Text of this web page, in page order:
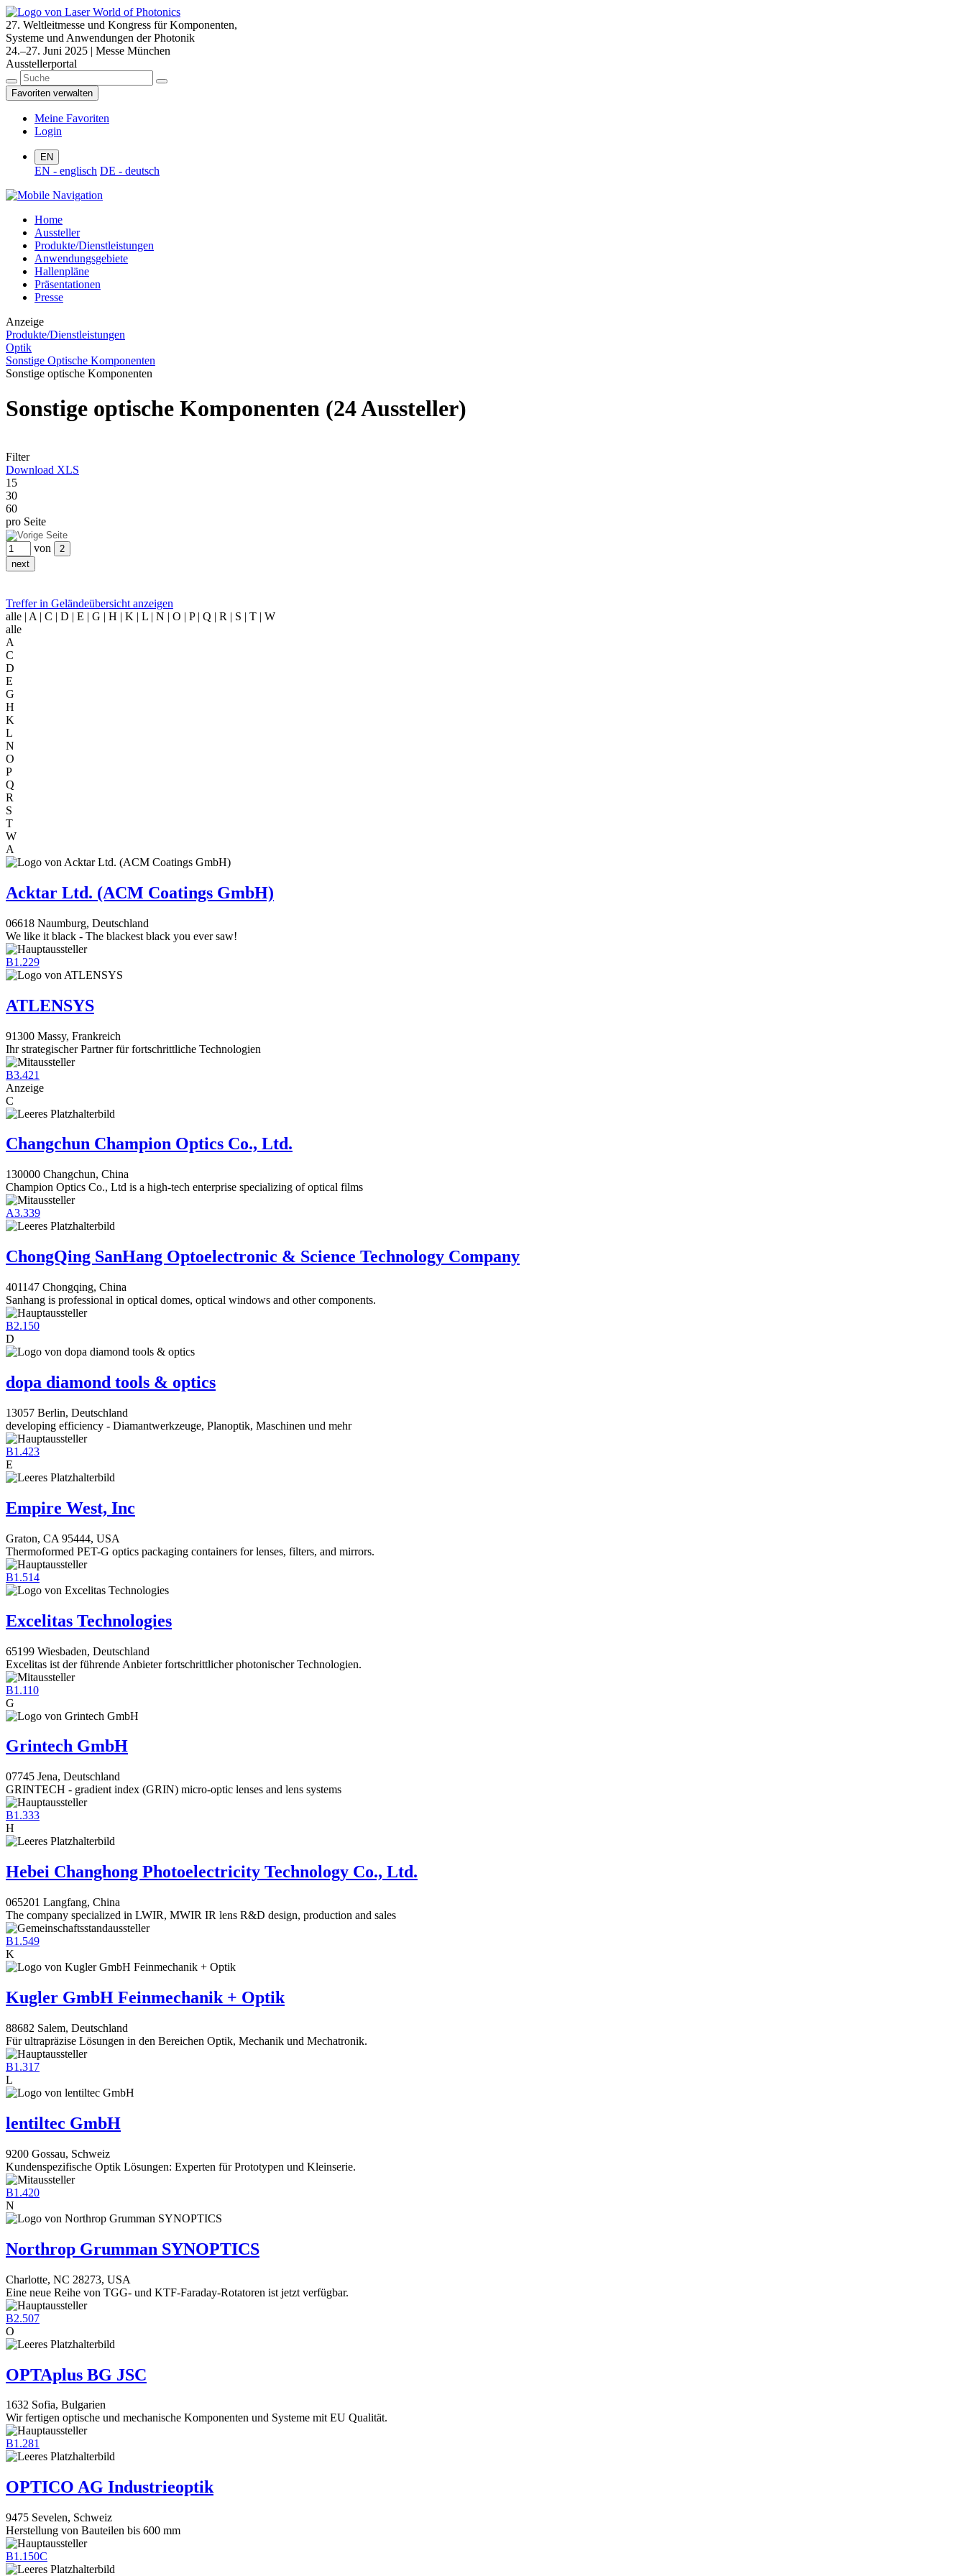
27. Weltleitmesse und Kongress für Komponenten,
Systeme und Anwendungen der Photonik
24.–27. Juni 2025 | Messe München
Ausstellerportal
Favoriten verwalten
Meine Favoriten
Login
EN
EN - englisch DE - deutsch
Home
Aussteller
Produkte/Dienstleistungen
Anwendungsgebiete
Hallenpläne
Präsentationen
Presse
Anzeige
Produkte/Dienstleistungen
Optik
Sonstige Optische Komponenten
Sonstige optische Komponenten
Sonstige optische Komponenten (24 Aussteller)
Filter
Download XLS
15
30
60
pro Seite
von
Treffer in Geländeübersicht anzeigen
alle | A | C | D | E | G | H | K | L | N | O | P | Q | R | S | T | W
alle
A
C
D
E
G
H
K
L
N
O
P
Q
R
S
T
W
A
Acktar Ltd. (ACM Coatings GmbH)
06618 Naumburg, Deutschland
We like it black - The blackest black you ever saw!
B1.229
ATLENSYS
91300 Massy, Frankreich
Ihr strategischer Partner für fortschrittliche Technologien
B3.421
Anzeige
C
Changchun Champion Optics Co., Ltd.
130000 Changchun, China
Champion Optics Co., Ltd is a high-tech enterprise specializing of optical films
A3.339
ChongQing SanHang Optoelectronic & Science Technology Company
401147 Chongqing, China
Sanhang is professional in optical domes, optical windows and other components.
B2.150
D
dopa diamond tools & optics
13057 Berlin, Deutschland
developing efficiency - Diamantwerkzeuge, Planoptik, Maschinen und mehr
B1.423
E
Empire West, Inc
Graton, CA 95444, USA
Thermoformed PET-G optics packaging containers for lenses, filters, and mirrors.
B1.514
Excelitas Technologies
65199 Wiesbaden, Deutschland
Excelitas ist der führende Anbieter fortschrittlicher photonischer Technologien.
B1.110
G
Grintech GmbH
07745 Jena, Deutschland
GRINTECH - gradient index (GRIN) micro-optic lenses and lens systems
B1.333
H
Hebei Changhong Photoelectricity Technology Co., Ltd.
065201 Langfang, China
The company specialized in LWIR, MWIR IR lens R&D design, production and sales
B1.549
K
Kugler GmbH Feinmechanik + Optik
88682 Salem, Deutschland
Für ultra­präzise Lösungen in den Bereichen Optik, Mechanik und Mechatronik.
B1.317
L
lentiltec GmbH
9200 Gossau, Schweiz
Kundenspezifische Optik Lösungen: Experten für Prototypen und Kleinserie.
B1.420
N
Northrop Grumman SYNOPTICS
Charlotte, NC 28273, USA
Eine neue Reihe von TGG- und KTF-Faraday-Rotatoren ist jetzt verfügbar.
B2.507
O
OPTAplus BG JSC
1632 Sofia, Bulgarien
Wir fertigen optische und mechanische Komponenten und Systeme mit EU Qualität.
B1.281
OPTICO AG Industrieoptik
9475 Sevelen, Schweiz
Herstellung von Bauteilen bis 600 mm
B1.150C